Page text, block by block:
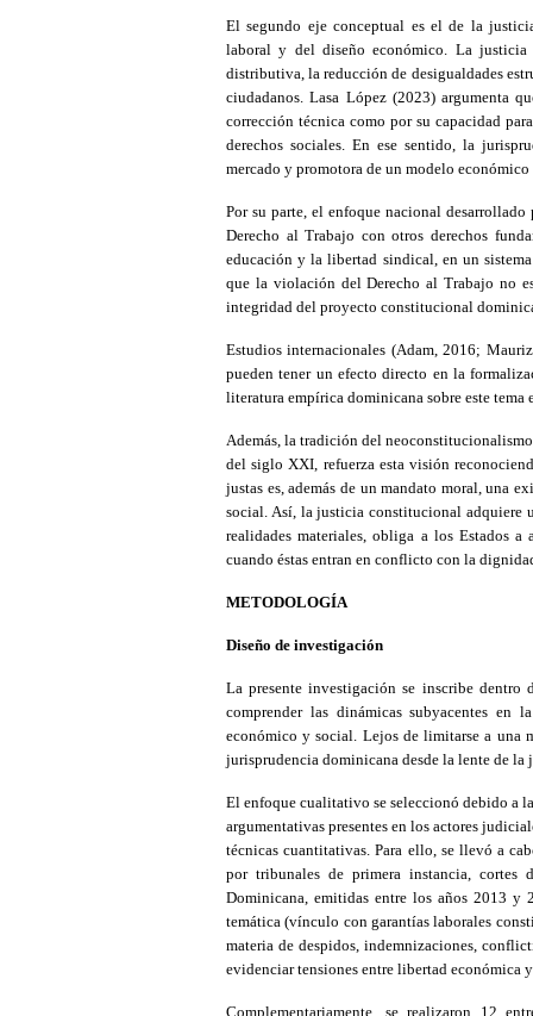
El segundo eje conceptual es el de la
laboral y del diseño económico. La
distributiva, la reducción de desigualdades
ciudadanos. Lasa López (2023) argumenta
corrección técnica como por su capacidad
derechos sociales. En ese sentido, la
mercado y promotora de un modelo
Por su parte, el enfoque nacional
Derecho al Trabajo con otros derechos
educación y la libertad sindical, en un
que la violación del Derecho al Trabajo no
integridad del proyecto constitucional
Estudios internacionales (Adam, 2016;
pueden tener un efecto directo en la
literatura empírica dominicana sobre este tema
Además, la tradición del
del siglo XXI, refuerza esta visión
justas es, además de un mandato moral, una
social. Así, la justicia constitucional adquiere
realidades materiales, obliga a los Estados
cuando éstas entran en conflicto con la
METODOLOGÍA
Diseño de investigación
La presente investigación se inscribe
comprender las dinámicas subyacentes
económico y social. Lejos de limitarse a una
jurisprudencia dominicana desde la lente de
El enfoque cualitativo se seleccionó debido a
argumentativas presentes en los actores
técnicas cuantitativas. Para ello, se llevó a
por tribunales de primera instancia,
Dominicana, emitidas entre los años 2013 y
temática (vínculo con garantías laborales
materia de despidos, indemnizaciones,
evidenciar tensiones entre libertad económica
Complementariamente, se realizaron 12